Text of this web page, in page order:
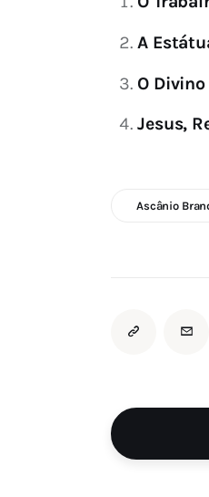
A
O
Jesus,
Ascânio